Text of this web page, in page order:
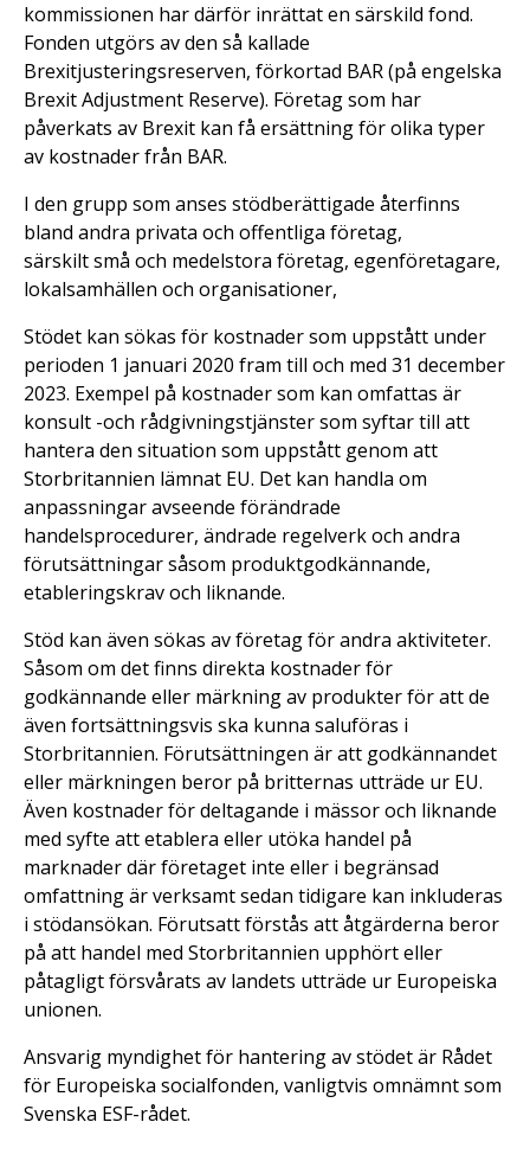
kommissionen har därför inrättat en särskild fond.
Fonden utgörs av den så kallade
Brexitjusteringsreserven, förkortad BAR (på engelska
Brexit Adjustment Reserve). Företag som har
påverkats av Brexit kan få ersättning för olika typer
av kostnader från BAR.
I den grupp som anses stödberättigade återfinns
bland andra privata och offentliga företag,
särskilt små och medelstora företag, egenföretagare,
lokalsamhällen och organisationer,
Stödet kan sökas för kostnader som uppstått under
perioden 1 januari 2020 fram till och med 31 december
2023. Exempel på kostnader som kan omfattas är
konsult -och rådgivningstjänster som syftar till att
hantera den situation som uppstått genom att
Storbritannien lämnat EU. Det kan handla om
anpassningar avseende förändrade
handelsprocedurer, ändrade regelverk och andra
förutsättningar såsom produktgodkännande,
etableringskrav och liknande.
Stöd kan även sökas av företag för andra aktiviteter.
Såsom om det finns direkta kostnader för
godkännande eller märkning av produkter för att de
även fortsättningsvis ska kunna saluföras i
Storbritannien. Förutsättningen är att godkännandet
eller märkningen beror på britternas utträde ur EU.
Även kostnader för deltagande i mässor och liknande
med syfte att etablera eller utöka handel på
marknader där företaget inte eller i begränsad
omfattning är verksamt sedan tidigare kan inkluderas
i stödansökan. Förutsatt förstås att åtgärderna beror
på att handel med Storbritannien upphört eller
påtagligt försvårats av landets utträde ur Europeiska
unionen.
Ansvarig myndighet för hantering av stödet är Rådet
för Europeiska socialfonden, vanligtvis omnämnt som
Svenska ESF-rådet.